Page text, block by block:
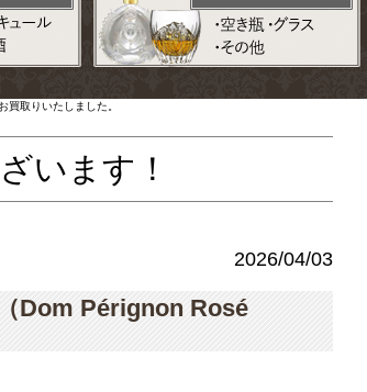
取りいたしました。
います！
2026/04/03
Dom Pérignon Rosé